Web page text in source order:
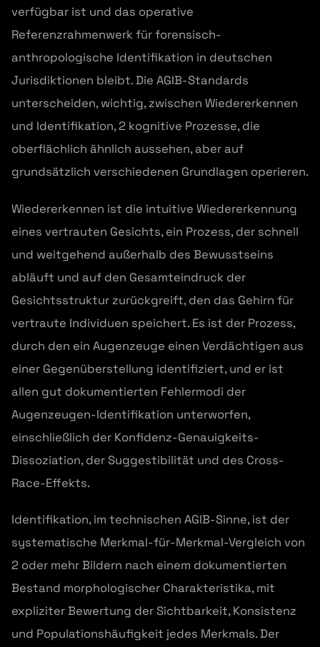
verfügbar ist und das operative
Referenzrahmenwerk für forensisch-
anthropologische Identifikation in deutschen
Jurisdiktionen bleibt. Die AGIB-Standards
unterscheiden, wichtig, zwischen Wiedererkennen
und Identifikation, 2 kognitive Prozesse, die
oberflächlich ähnlich aussehen, aber auf
grundsätzlich verschiedenen Grundlagen operieren.
Wiedererkennen ist die intuitive Wiedererkennung
eines vertrauten Gesichts, ein Prozess, der schnell
und weitgehend außerhalb des Bewusstseins
abläuft und auf den Gesamteindruck der
Gesichtsstruktur zurückgreift, den das Gehirn für
vertraute Individuen speichert. Es ist der Prozess,
durch den ein Augenzeuge einen Verdächtigen aus
einer Gegenüberstellung identifiziert, und er ist
allen gut dokumentierten Fehlermodi der
Augenzeugen-Identifikation unterworfen,
einschließlich der Konfidenz-Genauigkeits-
Dissoziation, der Suggestibilität und des Cross-
Race-Effekts.
Identifikation, im technischen AGIB-Sinne, ist der
systematische Merkmal-für-Merkmal-Vergleich von
2 oder mehr Bildern nach einem dokumentierten
Bestand morphologischer Charakteristika, mit
expliziter Bewertung der Sichtbarkeit, Konsistenz
und Populationshäufigkeit jedes Merkmals. Der